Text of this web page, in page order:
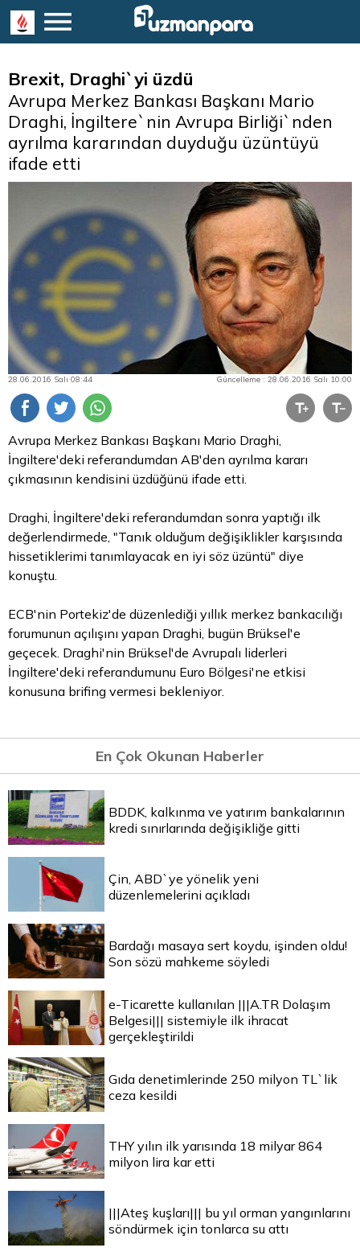
Brexit, Draghi`yi üzdü
Avrupa Merkez Bankası Başkanı Mario
Draghi, İngiltere`nin Avrupa Birliği`nden
ayrılma kararından duyduğu üzüntüyü
ifade etti
28.06.2016 Salı 08:44 Güncelleme : 28.06.2016 Salı 10:00
Avrupa Merkez Bankası Başkanı Mario Draghi,
İngiltere'deki referandumdan AB'den ayrılma kararı
çıkmasının kendisini üzdüğünü ifade etti.
Draghi, İngiltere'deki referandumdan sonra yaptığı ilk
değerlendirmede, "Tanık olduğum değişiklikler karşısında
hissetiklerimi tanımlayacak en iyi söz üzüntü" diye
konuştu.
ECB'nin Portekiz'de düzenlediği yıllık merkez bankacılığı
forumunun açılışını yapan Draghi, bugün Brüksel'e
geçecek. Draghi'nin Brüksel'de Avrupalı liderleri
İngiltere'deki referandumunu Euro Bölgesi'ne etkisi
konusuna brifing vermesi bekleniyor.
En Çok Okunan Haberler
BDDK, kalkınma ve yatırım bankalarının
kredi sınırlarında değişikliğe gitti
Çin, ABD`ye yönelik yeni
düzenlemelerini açıkladı
Bardağı masaya sert koydu, işinden oldu!
Son sözü mahkeme söyledi
e-Ticarette kullanılan |||A.TR Dolaşım
Belgesi||| sistemiyle ilk ihracat
gerçekleştirildi
Gıda denetimlerinde 250 milyon TL`lik
ceza kesildi
THY yılın ilk yarısında 18 milyar 864
milyon lira kar etti
|||Ateş kuşları||| bu yıl orman yangınlarını
söndürmek için tonlarca su attı